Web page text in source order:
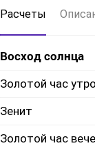
Расчеты
Восход солнца
Золотой час
Зенит
Золотой час